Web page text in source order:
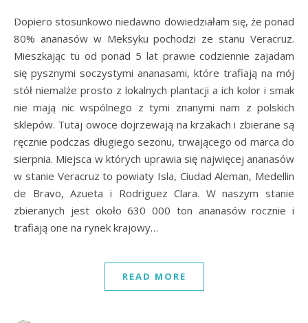
Dopiero stosunkowo niedawno dowiedziałam się, że ponad
80% ananasów w Meksyku pochodzi ze stanu Veracruz.
Mieszkając tu od ponad 5 lat prawie codziennie zajadam
się pysznymi soczystymi ananasami, które trafiają na mój
stół niemalże prosto z lokalnych plantacji a ich kolor i smak
nie mają nic wspólnego z tymi znanymi nam z polskich
sklepów. Tutaj owoce dojrzewają na krzakach i zbierane są
ręcznie podczas długiego sezonu, trwającego od marca do
sierpnia. Miejsca w których uprawia się najwięcej ananasów
w stanie Veracruz to powiaty Isla, Ciudad Aleman, Medellin
de Bravo, Azueta i Rodriguez Clara. W naszym stanie
zbieranych jest około 630 000 ton ananasów rocznie i
trafiają one na rynek krajowy…
READ MORE